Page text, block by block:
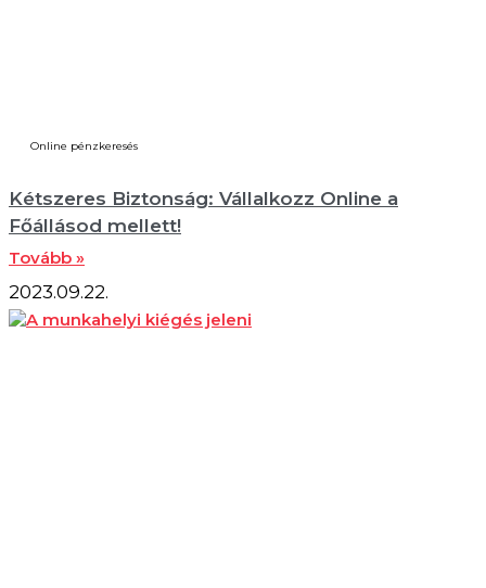
Online pénzkeresés
Kétszeres Biztonság: Vállalkozz Online a
Főállásod mellett!
Tovább »
2023.09.22.